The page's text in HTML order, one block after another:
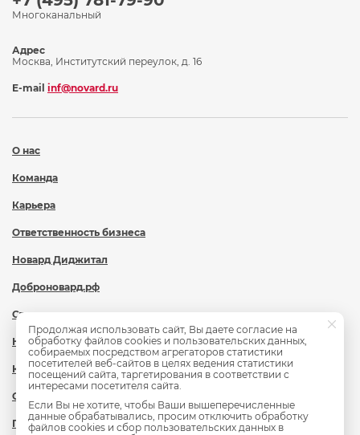
Многоканальный
О нас
Команда
Карьера
Ответственность бизнеса
Новард Диджитал
Доброновард.рф
Статьи
Новости
Контакты
Охрана труда
Политика обработки персональных данных
Адрес
Москва, Институтский переулок, д. 16
E-mail inf@novard.ru
Продолжая использовать сайт, Вы даете согласие на
обработку файлов cookies и пользовательских данных,
собираемых посредством агрегаторов статистики
посетителей веб-сайтов в целях ведения статистики
посещений сайта, таргетирования в соответствии с
интересами посетителя сайта.
Если Вы не хотите, чтобы Ваши вышеперечисленные
данные обрабатывались, просим отключить обработку
файлов cookies и сбор пользовательских данных в